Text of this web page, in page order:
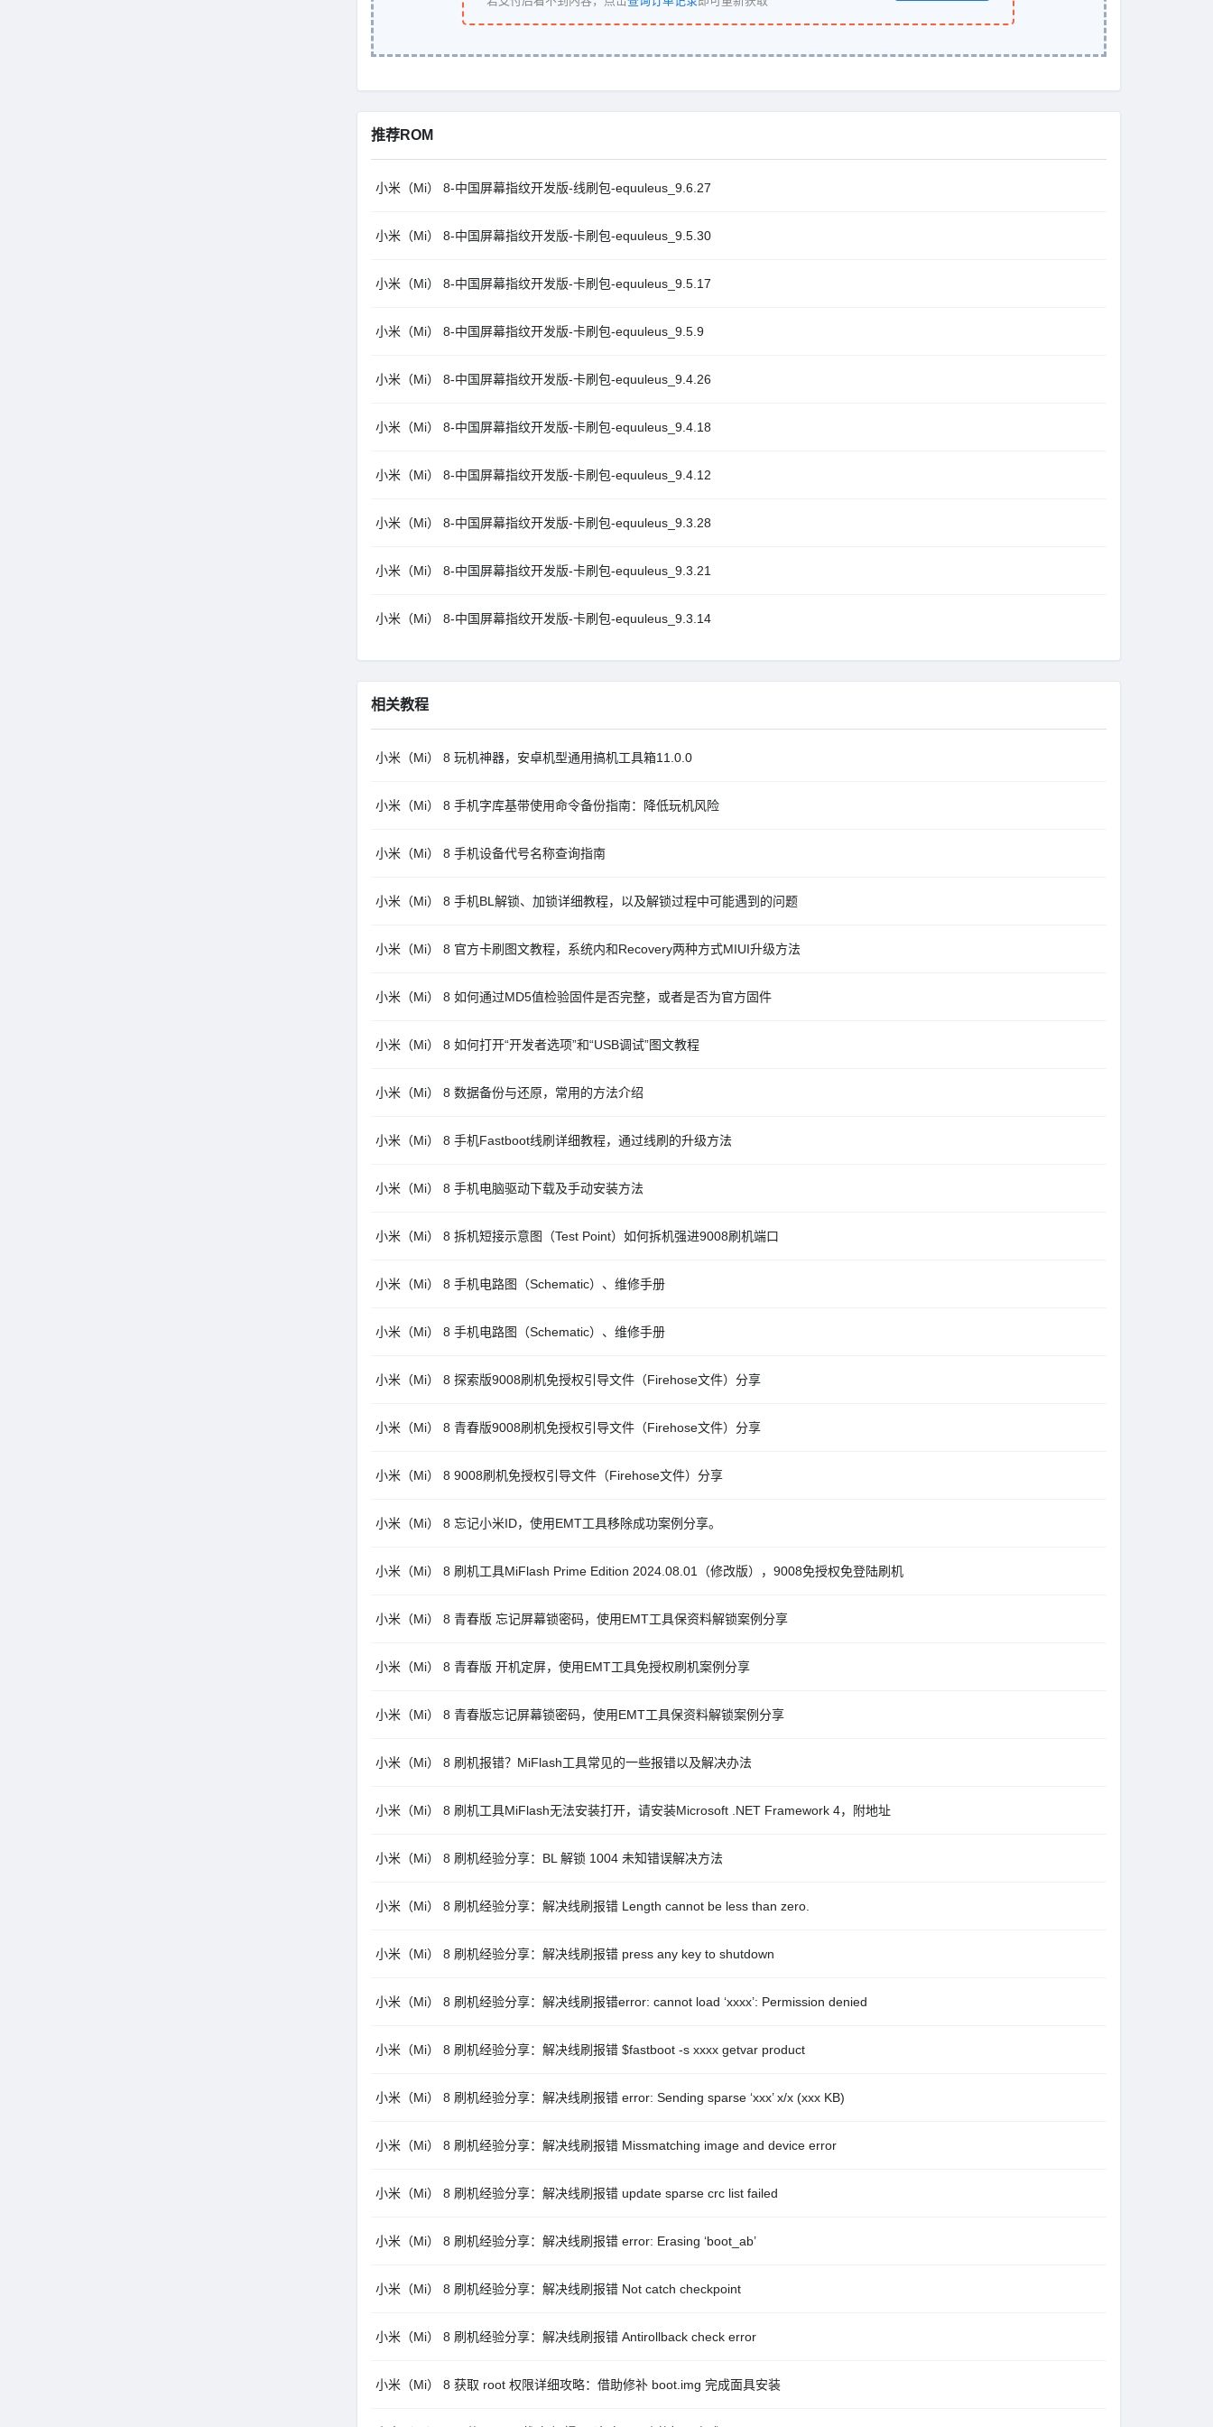
推荐ROM
小米（Mi） 8-中国屏幕指纹开发版-线刷包-equuleus_9.6.27
小米（Mi） 8-中国屏幕指纹开发版-卡刷包-equuleus_9.5.30
小米（Mi） 8-中国屏幕指纹开发版-卡刷包-equuleus_9.5.17
小米（Mi） 8-中国屏幕指纹开发版-卡刷包-equuleus_9.5.9
小米（Mi） 8-中国屏幕指纹开发版-卡刷包-equuleus_9.4.26
小米（Mi） 8-中国屏幕指纹开发版-卡刷包-equuleus_9.4.18
小米（Mi） 8-中国屏幕指纹开发版-卡刷包-equuleus_9.4.12
小米（Mi） 8-中国屏幕指纹开发版-卡刷包-equuleus_9.3.28
小米（Mi） 8-中国屏幕指纹开发版-卡刷包-equuleus_9.3.21
小米（Mi） 8-中国屏幕指纹开发版-卡刷包-equuleus_9.3.14
相关教程
小米（Mi） 8 玩机神器，安卓机型通用搞机工具箱11.0.0
小米（Mi） 8 手机字库基带使用命令备份指南：降低玩机风险
小米（Mi） 8 手机设备代号名称查询指南
小米（Mi） 8 手机BL解锁、加锁详细教程，以及解锁过程中可能遇到的问题
小米（Mi） 8 官方卡刷图文教程，系统内和Recovery两种方式MIUI升级方法
小米（Mi） 8 如何通过MD5值检验固件是否完整，或者是否为官方固件
小米（Mi） 8 如何打开“开发者选项”和“USB调试”图文教程
小米（Mi） 8 数据备份与还原，常用的方法介绍
小米（Mi） 8 手机Fastboot线刷详细教程，通过线刷的升级方法
小米（Mi） 8 手机电脑驱动下载及手动安装方法
小米（Mi） 8 拆机短接示意图（Test Point）如何拆机强进9008刷机端口
小米（Mi） 8 手机电路图（Schematic）、维修手册
小米（Mi） 8 手机电路图（Schematic）、维修手册
小米（Mi） 8 探索版9008刷机免授权引导文件（Firehose文件）分享
小米（Mi） 8 青春版9008刷机免授权引导文件（Firehose文件）分享
小米（Mi） 8 9008刷机免授权引导文件（Firehose文件）分享
小米（Mi） 8 忘记小米ID，使用EMT工具移除成功案例分享。
小米（Mi） 8 刷机工具MiFlash Prime Edition 2024.08.01（修改版），9008免授权免登陆刷机
小米（Mi） 8 青春版 忘记屏幕锁密码，使用EMT工具保资料解锁案例分享
小米（Mi） 8 青春版 开机定屏，使用EMT工具免授权刷机案例分享
小米（Mi） 8 青春版忘记屏幕锁密码，使用EMT工具保资料解锁案例分享
小米（Mi） 8 刷机报错？MiFlash工具常见的一些报错以及解决办法
小米（Mi） 8 刷机工具MiFlash无法安装打开，请安装Microsoft .NET Framework 4，附地址
小米（Mi） 8 刷机经验分享：BL 解锁 1004 未知错误解决方法
小米（Mi） 8 刷机经验分享：解决线刷报错 Length cannot be less than zero.
小米（Mi） 8 刷机经验分享：解决线刷报错 press any key to shutdown
小米（Mi） 8 刷机经验分享：解决线刷报错error: cannot load ‘xxxx’: Permission denied
小米（Mi） 8 刷机经验分享：解决线刷报错 $fastboot -s xxxx getvar product
小米（Mi） 8 刷机经验分享：解决线刷报错 error: Sending sparse ‘xxx’ x/x (xxx KB)
小米（Mi） 8 刷机经验分享：解决线刷报错 Missmatching image and device error
小米（Mi） 8 刷机经验分享：解决线刷报错 update sparse crc list failed
小米（Mi） 8 刷机经验分享：解决线刷报错 error: Erasing ‘boot_ab’
小米（Mi） 8 刷机经验分享：解决线刷报错 Not catch checkpoint
小米（Mi） 8 刷机经验分享：解决线刷报错 Antirollback check error
小米（Mi） 8 获取 root 权限详细攻略：借助修补 boot.img 完成面具安装